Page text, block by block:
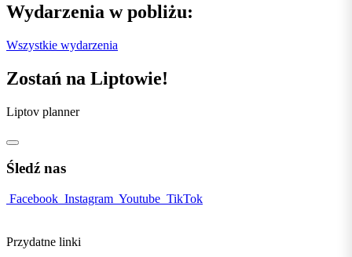
Wydarzenia w pobliżu:
Wszystkie wydarzenia
Zostań na Liptowie!
Liptov planner
Śledź nas
Facebook Instagram Youtube TikTok
Przydatne linki